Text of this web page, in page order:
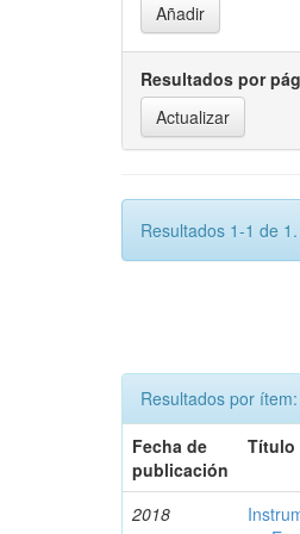
Resultados por
Resultados 1-1 de 1.
Resultados por ítem:
Fecha de
publicación
Título
2018